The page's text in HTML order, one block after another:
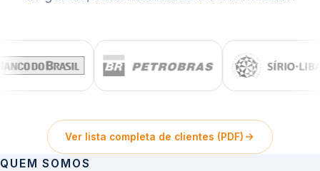
Ver lista completa de clientes (PDF)
QUEM SOMOS